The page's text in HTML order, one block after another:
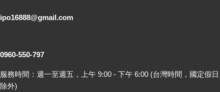
ipo16888@gmail.com
0960-550-797
服務時間：週一至週五，上午 9:00 - 下午 6:00 (台灣時間，國定假日
除外)